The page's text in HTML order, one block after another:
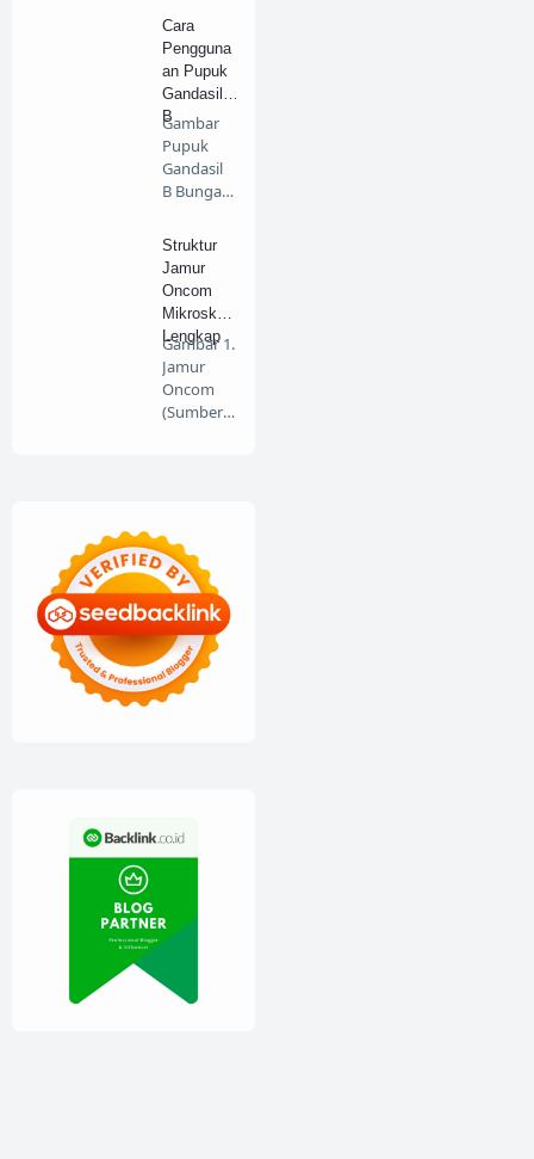
Cara
Pengguna
an Pupuk
Gandasil
B
Gambar
Pupuk
Gandasil
B Bunga
100gr
(Buk…
Struktur
Jamur
Oncom
Mikroskop
Lengkap
Gambar 1.
Jamur
Oncom
(Sumber :